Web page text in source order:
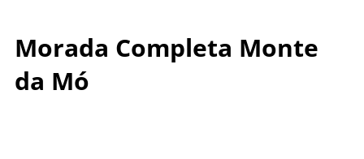
Morada Completa Monte
da Mó